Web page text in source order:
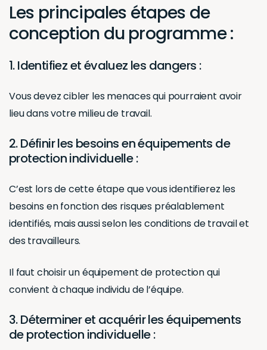
Les principales étapes de
conception du programme :
1. Identifiez et évaluez les dangers :
Vous devez cibler les menaces qui pourraient avoir
lieu dans votre milieu de travail.
2. Définir les besoins en équipements de
protection individuelle :
C’est lors de cette étape que vous identifierez les
besoins en fonction des risques préalablement
identifiés, mais aussi selon les conditions de travail et
des travailleurs.
Il faut choisir un équipement de protection qui
convient à chaque individu de l’équipe.
3. Déterminer et acquérir les équipements
de protection individuelle :